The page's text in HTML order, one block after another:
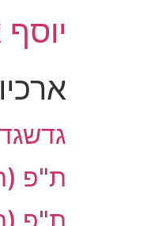
יוסף
ת"פ (חי') 6322/98 מדינת ישראל נ'